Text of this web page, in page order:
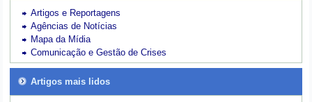
Artigos e Reportagens
Agências de Notícias
Mapa da Mídia
Comunicação e Gestão de Crises
Artigos mais lidos